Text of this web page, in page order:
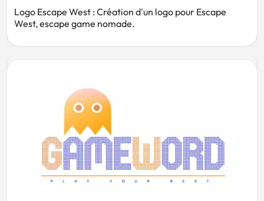
Logo Escape West : Création d'un logo pour Escape
West, escape game nomade.